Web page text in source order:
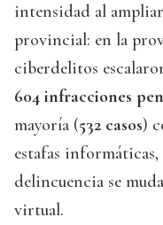
intensidad al
provincial: en la
ciberdelitos
604 infracciones
mayoría (532 casos)
estafas
delincuencia se
virtual.